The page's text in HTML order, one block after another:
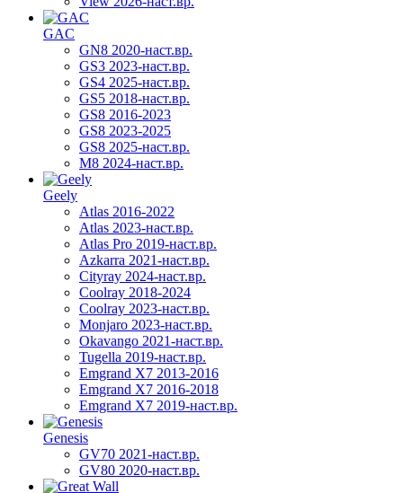
GAC
GN8 2020-наст.вр.
GS3 2023-наст.вр.
GS4 2025-наст.вр.
GS5 2018-наст.вр.
GS8 2016-2023
GS8 2023-2025
GS8 2025-наст.вр.
M8 2024-наст.вр.
Geely
Atlas 2016-2022
Atlas 2023-наст.вр.
Atlas Pro 2019-наст.вр.
Azkarra 2021-наст.вр.
Cityray 2024-наст.вр.
Coolray 2018-2024
Coolray 2023-наст.вр.
Monjaro 2023-наст.вр.
Okavango 2021-наст.вр.
Tugella 2019-наст.вр.
Emgrand Х7 2013-2016
Emgrand X7 2016-2018
Emgrand X7 2019-наст.вр.
Genesis
GV70 2021-наст.вр.
GV80 2020-наст.вр.